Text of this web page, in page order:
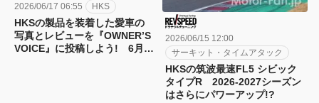
2026/06/17 06:55 HKS
HKSの製品を装着した愛車の
写真とレビューを『OWNER’S
VOICE』に投稿しよう! 6月
2026/06/15 12:00
サーキット・タイムアタック
HKSの筑波最速FL5 シビック
タイプR 2026-2027シーズン
はさらにパワーアップ!?